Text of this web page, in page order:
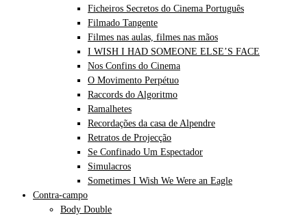
Ficheiros Secretos do Cinema Português
Filmado Tangente
Filmes nas aulas, filmes nas mãos
I WISH I HAD SOMEONE ELSE’S FACE
Nos Confins do Cinema
O Movimento Perpétuo
Raccords do Algoritmo
Ramalhetes
Recordações da casa de Alpendre
Retratos de Projecção
Se Confinado Um Espectador
Simulacros
Sometimes I Wish We Were an Eagle
Contra-campo
Body Double